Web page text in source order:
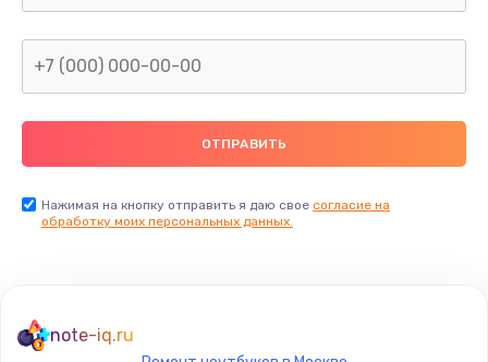
Замена термопасты
1095 руб.
Заказать
Нажимая на кнопку отправить я даю свое согласие на
обработку моих персональных данных.
note-iq.ru